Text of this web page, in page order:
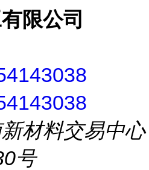
限公司
材料交易中心
号